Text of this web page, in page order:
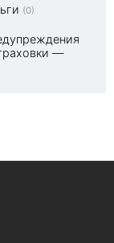
(0)
—